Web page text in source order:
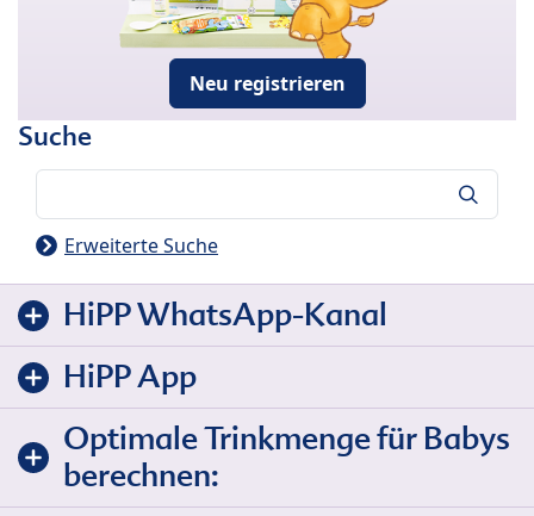
Neu registrieren
Suche
Erweiterte Suche
HiPP WhatsApp-Kanal
HiPP App
Optimale Trinkmenge für Babys
berechnen: